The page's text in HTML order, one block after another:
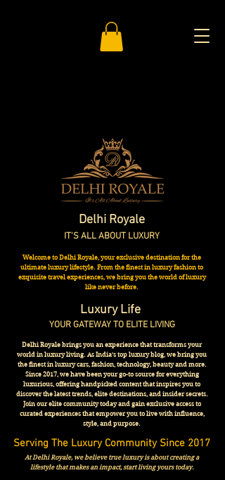
Delhi Royale
IT'S ALL ABOUT LUXURY
​Welcome to Delhi Royale, your exclusive destination for the
ultimate luxury lifestyle. From the finest in luxury fashion to
exquisite travel experiences, we bring you the world of luxury
like never before.
Luxury Life
YOUR GATEWAY TO ELITE LIVING
Delhi Royale brings you an experience that transforms your
world in luxury living. As India's top luxury blog, we bring you
the finest in luxury cars, fashion, technology, beauty and more.
Since 2017, we have been your go-to source for everything
luxurious, offering handpicked content that inspires you to
discover the latest trends, elite destinations, and insider secrets.
Join our elite community today and gain exclusive access to
curated experiences that empower you to live with influence,
style, and purpose.
Serving The Luxury Community Since 2017
At Delhi Royale, we believe true luxury is about creating a
lifestyle that makes an impact, start living yours today.